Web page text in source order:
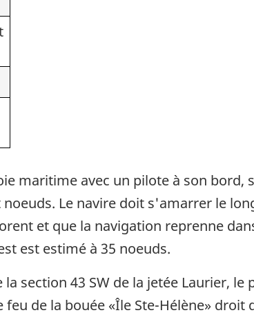
maritime avec un pilote à son bord,
Le navire doit s'amarrer le
et que la navigation reprenne
est estimé à 35 noeuds.
section 43 SW de la jetée Laurier,
de la bouée «Île Ste-Hélène» droit